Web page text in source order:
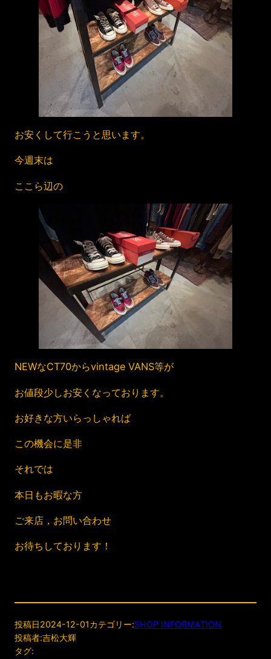
お安くして行こうと思います。
今週末は
ここら辺の
NEWなCT70からvintage VANS等が
お値段少しお安くなっております。
お好きな方いらっしゃれば
この機会に是非
それでは
本日もお暇な方
ご来店，お問い合わせ
お待ちしております！
投稿日2024-12-01カテゴリー:SHOP INFORMATION
投稿者:吉松大輝
タグ: